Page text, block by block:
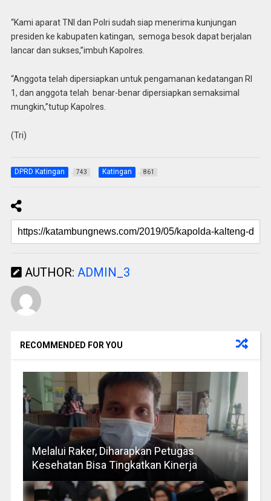
“Kami aparat TNI dan Polri sudah siap menerima kunjungan
presiden ke kabupaten katingan, semoga besok dapat berjalan
lancar dan sukses,”imbuh Kapolres.
“Anggota telah dipersiapkan untuk pengamanan kedatangan RI
1, dan anggota telah benar-benar dipersiapkan semaksimal
mungkin,”tutup Kapolres.
(Tri)
DPRD Katingan 743 Katingan 861
AUTHOR: ADMIN_3
RECOMMENDED FOR YOU
Melalui Raker, Diharapkan Petugas
Kesehatan Bisa Tingkatkan Kinerja